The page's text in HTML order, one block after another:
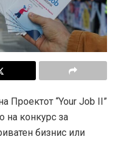
Проектот “Your Job II”
на конкурс за
бизнис или